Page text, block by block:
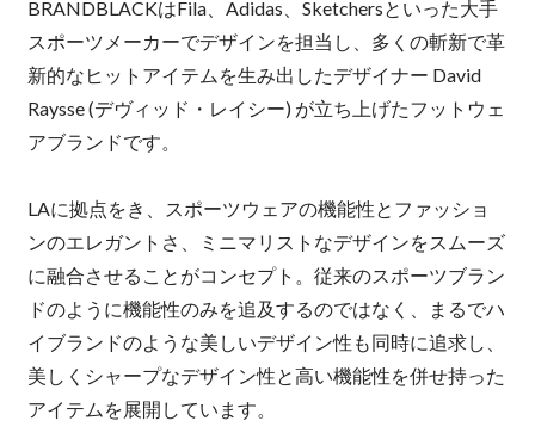
BRANDBLACKはFila、Adidas、Sketchersといった大手
スポーツメーカーでデザインを担当し、多くの斬新で革
新的なヒットアイテムを生み出したデザイナー David
Raysse (デヴィッド・レイシー) が立ち上げたフットウェ
アブランドです。
LAに拠点をき、スポーツウェアの機能性とファッショ
ンのエレガントさ、ミニマリストなデザインをスムーズ
に融合させることがコンセプト。従来のスポーツブラン
ドのように機能性のみを追及するのではなく、まるでハ
イブランドのような美しいデザイン性も同時に追求し、
美しくシャープなデザイン性と高い機能性を併せ持った
アイテムを展開しています。